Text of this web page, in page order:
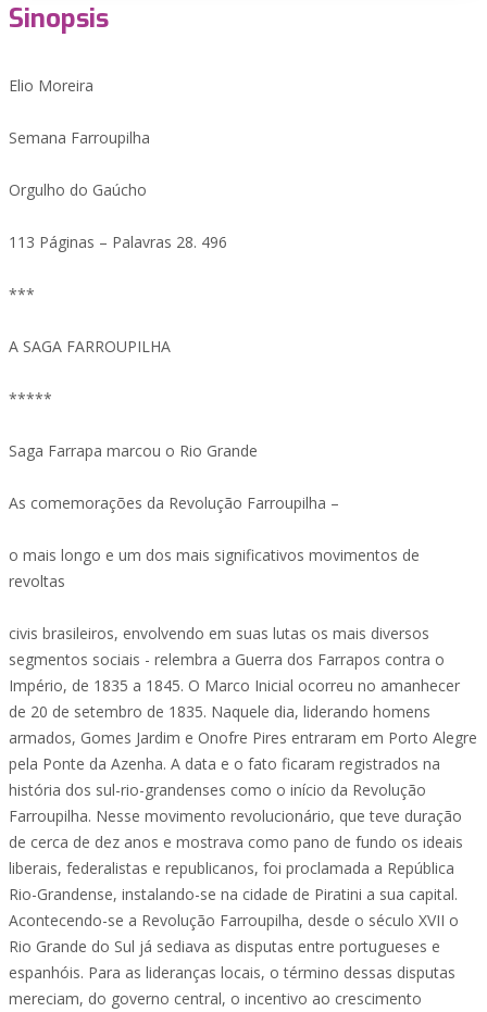
Sinopsis
Elio Moreira
Semana Farroupilha
Orgulho do Gaúcho
113 Páginas – Palavras 28. 496
***
A SAGA FARROUPILHA
*****
Saga Farrapa marcou o Rio Grande
As comemorações da Revolução Farroupilha –
o mais longo e um dos mais significativos movimentos de
revoltas
civis brasileiros, envolvendo em suas lutas os mais diversos
segmentos sociais - relembra a Guerra dos Farrapos contra o
Império, de 1835 a 1845. O Marco Inicial ocorreu no amanhecer
de 20 de setembro de 1835. Naquele dia, liderando homens
armados, Gomes Jardim e Onofre Pires entraram em Porto Alegre
pela Ponte da Azenha. A data e o fato ficaram registrados na
história dos sul-rio-grandenses como o início da Revolução
Farroupilha. Nesse movimento revolucionário, que teve duração
de cerca de dez anos e mostrava como pano de fundo os ideais
liberais, federalistas e republicanos, foi proclamada a República
Rio-Grandense, instalando-se na cidade de Piratini a sua capital.
Acontecendo-se a Revolução Farroupilha, desde o século XVII o
Rio Grande do Sul já sediava as disputas entre portugueses e
espanhóis. Para as lideranças locais, o término dessas disputas
mereciam, do governo central, o incentivo ao crescimento